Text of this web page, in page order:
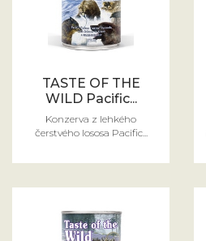
TASTE OF THE
WILD Pacific...
Konzerva z lehkého
čerstvého lososa Pacific...